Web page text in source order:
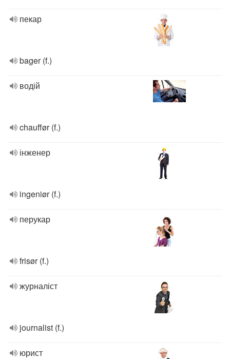
пекар
bager (f.)
водій
chauffør (f.)
інженер
ingeniør (f.)
перукар
frisør (f.)
журналіст
journalist (f.)
юрист